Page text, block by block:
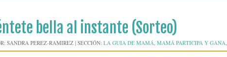
bella al instante (Sorteo)
SANDRA PEREZ-RAMIREZ | SECCIÓN: LA GUIA DE MAMÁ, MAMÁ PARTICIPA Y GANA,